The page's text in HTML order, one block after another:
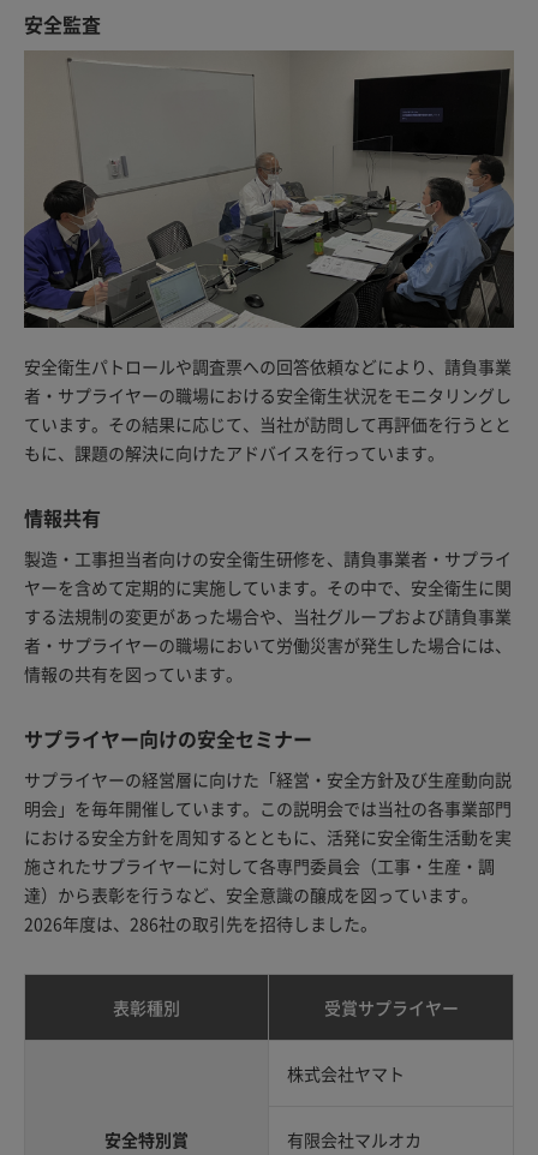
安全監査
安全衛生パトロールや調査票への回答依頼などにより、請負事業
者・サプライヤーの職場における安全衛生状況をモニタリングし
ています。その結果に応じて、当社が訪問して再評価を行うとと
もに、課題の解決に向けたアドバイスを行っています。
情報共有
製造・工事担当者向けの安全衛生研修を、請負事業者・サプライ
ヤーを含めて定期的に実施しています。その中で、安全衛生に関
する法規制の変更があった場合や、当社グループおよび請負事業
者・サプライヤーの職場において労働災害が発生した場合には、
情報の共有を図っています。
サプライヤー向けの安全セミナー
サプライヤーの経営層に向けた「経営・安全方針及び生産動向説
明会」を毎年開催しています。この説明会では当社の各事業部門
における安全方針を周知するとともに、活発に安全衛生活動を実
施されたサプライヤーに対して各専門委員会（工事・生産・調
達）から表彰を行うなど、安全意識の醸成を図っています。
2026年度は、286社の取引先を招待しました。
表彰種別 受賞サプライヤー
安全特別賞
株式会社ヤマト
有限会社マルオカ